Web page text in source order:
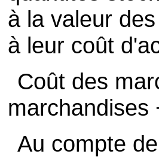
à la valeur
à leur coût
Coût des
marchandises
Au compte